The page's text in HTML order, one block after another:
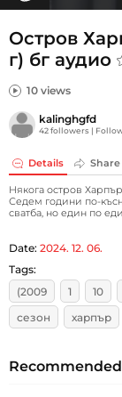
Остров
г) бг аудио
10 views
kalinghgfd
42 followers |
Details Share
Някога остров
Седем години по-
сватба, но един по
Date: 2024. 12. 06.
Tags:
(2009
1 10
сезон
харпър